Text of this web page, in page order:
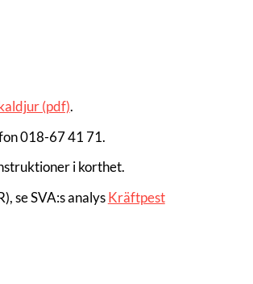
(pdf).
018-67 41 71.
i korthet.
se SVA:s analysKräftpest